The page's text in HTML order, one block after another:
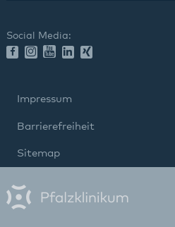
Social Media:
Impressum
Barrierefreiheit
Sitemap